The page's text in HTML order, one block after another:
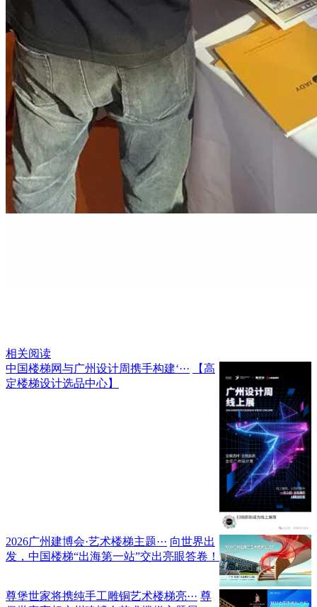
相关阅读
中国楼梯网与广州设计周携手构建‘···
【高
定楼梯设计选品中心】
2026广州建博会·艺术楼梯主题··· 向世界出
发，中国楼梯“出海第一站”交出亮眼答卷！
尊堡世家将携纯手工雕铜艺术楼梯亮··· 尊